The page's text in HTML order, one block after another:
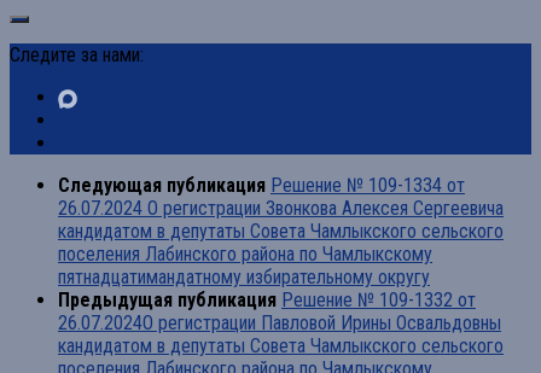
Следите за нами:
Следующая публикация Решение № 109-1334 от
26.07.2024 О регистрации Звонкова Алексея Сергеевича
кандидатом в депутаты Совета Чамлыкского сельского
поселения Лабинского района по Чамлыкскому
пятнадцатимандатному избирательному округу
Предыдущая публикация Решение № 109-1332 от
26.07.2024О регистрации Павловой Ирины Освальдовны
кандидатом в депутаты Совета Чамлыкского сельского